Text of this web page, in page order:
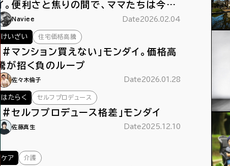
イ。便利さと焦りの間で、ママたちは今日
もペダルをこぐ
Naviee Date2026.02.04
けいざい 住宅価格高騰
「#マンション買えない」モンダイ。価格高
騰が招く負のループ
佐々木倫子 Date2026.01.28
はたらく セルフプロデュース
「#セルフプロデュース格差」モンダイ
佐藤真生 Date2025.12.10
ケア 介護